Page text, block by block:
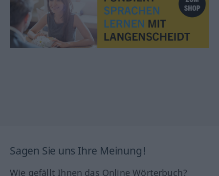
Sagen Sie uns Ihre Meinung!
Wie gefällt Ihnen das Online Wörterbuch?